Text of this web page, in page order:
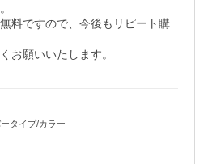
料ですので、今後もリピート購
お願いいたします。
タイプ/カラー